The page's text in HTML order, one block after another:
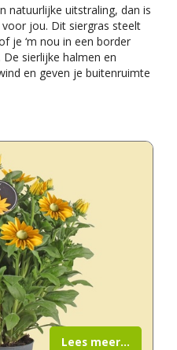
natuurlijke uitstraling, dan is
jou. Dit siergras steelt
je ‘m nou in een border
sierlijke halmen en
en geven je buitenruimte
Lees meer...